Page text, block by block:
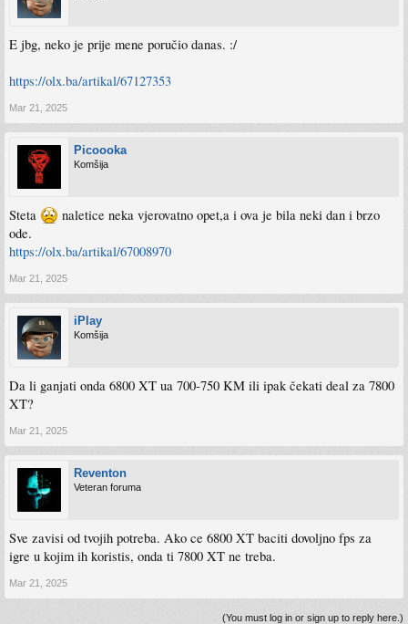
E jbg, neko je prije mene poručio danas. :/
https://olx.ba/artikal/67127353
Mar 21, 2025
Picoooka
Komšija
Steta
naletice neka vjerovatno opet,a i ova je bila neki dan i brzo
ode.
https://olx.ba/artikal/67008970
Mar 21, 2025
iPlay
Komšija
Da li ganjati onda 6800 XT ua 700-750 KM ili ipak čekati deal za 7800
XT?
Mar 21, 2025
Reventon
Veteran foruma
Sve zavisi od tvojih potreba. Ako ce 6800 XT baciti dovoljno fps za
igre u kojim ih koristis, onda ti 7800 XT ne treba.
Mar 21, 2025
(You must log in or sign up to reply here.)